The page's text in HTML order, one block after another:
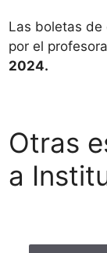
Las boletas de
por el
2024.
Otras
a